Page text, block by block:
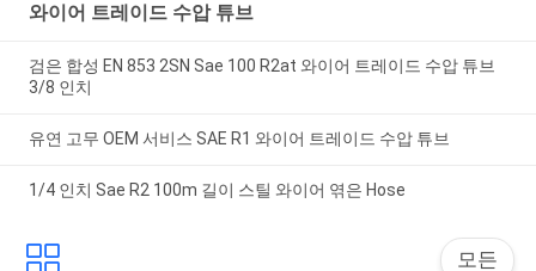
와이어 트레이드 수압 튜브
검은 합성 EN 853 2SN Sae 100 R2at 와이어 트레이드 수압 튜브
3/8 인치
유연 고무 OEM 서비스 SAE R1 와이어 트레이드 수압 튜브
1/4 인치 Sae R2 100m 길이 스틸 와이어 엮은 Hose
모든